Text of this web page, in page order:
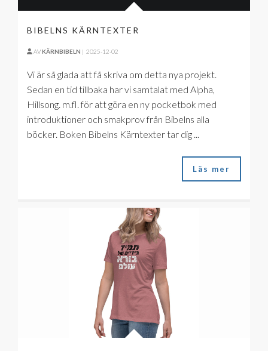
BIBELNS KÄRNTEXTER
AVKÄRNBIBELN | 2025-12-02
Vi är så glada att få skriva om detta nya projekt.
Sedan en tid tillbaka har vi samtalat med Alpha,
Hillsong. m.fl. för att göra en ny pocketbok med
introduktioner och smakprov från Bibelns alla
böcker. Boken Bibelns Kärntexter tar dig ...
Läs mer